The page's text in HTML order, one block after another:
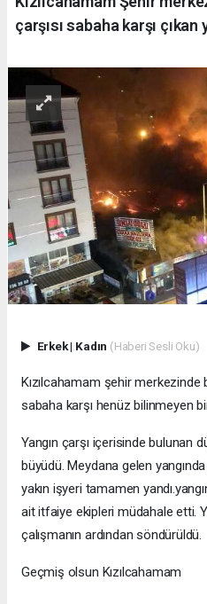
çarşısı sabaha karşı
Erkek| Kadın (Haberi Sesli Oku)
Kızılcahamam şehir merkezinde
sabaha karşı henüz bilinmeyen
Yangın çarşı içerisinde bulunan
büyüdü. Meydana gelen
yakın işyeri tamamen
ait itfaiye ekipleri müdahale etti.
çalışmanın ardından söndürüldü.
Geçmiş olsun Kızılcahamam